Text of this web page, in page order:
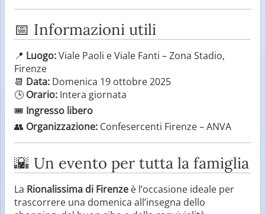
📅 Informazioni utili
📍 Luogo:Viale Paoli e Viale Fanti – Zona Stadio,
Firenze
📆 Data: Domenica 19 ottobre 2025
🕒 Orario: Intera giornata
🎟️ Ingresso libero
👥 Organizzazione: Confesercenti Firenze – ANVA
🌇 Un evento per tutta la famiglia
La Rionalissima di Firenze è l’occasione ideale per
trascorrere una domenica all’insegna dello